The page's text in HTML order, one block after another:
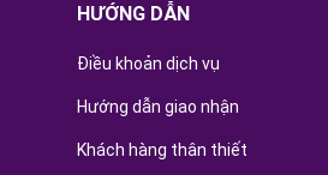
HƯỚNG DẪN
Điều khoản dịch vụ
Hướng dẫn giao nhận
Khách hàng thân thiết